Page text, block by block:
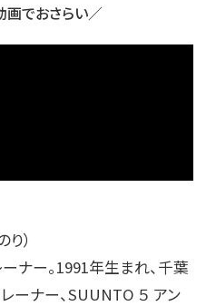
画でおさらい／
）
ーナー。1991年生まれ、千葉
ーナー、SUUNTO ５ アン